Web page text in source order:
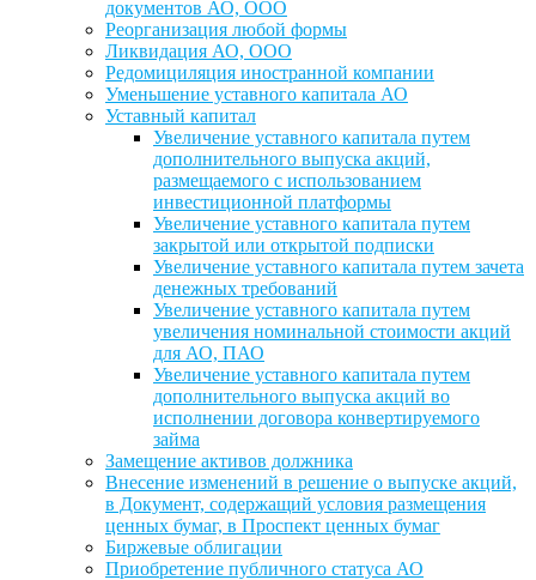
документов АО, ООО
Реорганизация любой формы
Ликвидация АО, ООО
Редомициляция иностранной компании
Уменьшение уставного капитала АО
Уставный капитал
Увеличение уставного капитала путем
дополнительного выпуска акций,
размещаемого с использованием
инвестиционной платформы
Увеличение уставного капитала путем
закрытой или открытой подписки
Увеличение уставного капитала путем зачета
денежных требований
Увеличение уставного капитала путем
увеличения номинальной стоимости акций
для АО, ПАО
Увеличение уставного капитала путем
дополнительного выпуска акций во
исполнении договора конвертируемого
займа
Замещение активов должника
Внесение изменений в решение о выпуске акций,
в Документ, содержащий условия размещения
ценных бумаг, в Проспект ценных бумаг
Биржевые облигации
Приобретение публичного статуса АО